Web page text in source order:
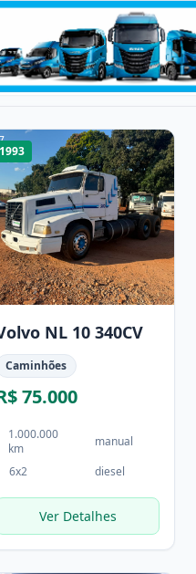
1993
NL 10 340CV
Caminhões
75.000
1.000.000
km
manual
6x2
diesel
Ver Detalhes